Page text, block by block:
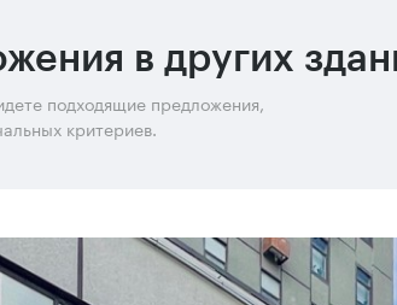
в других
подходящие предложения,
критериев.